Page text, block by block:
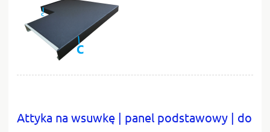
Attyka na wsuwkę | panel podstawowy | do